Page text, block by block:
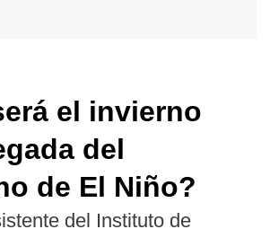
el invierno
del
de El Niño?
del Instituto de